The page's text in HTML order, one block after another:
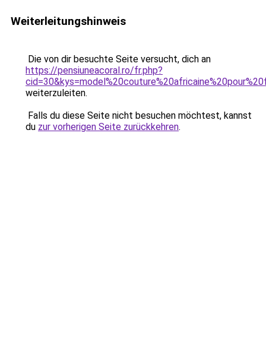
Weiterleitungshinweis
Die von dir besuchte Seite versucht, dich an
https://pensiuneacoral.ro/fr.php?
weiterzuleiten.
Falls du diese Seite nicht besuchen möchtest, kannst
du zur vorherigen Seite zurückkehren.